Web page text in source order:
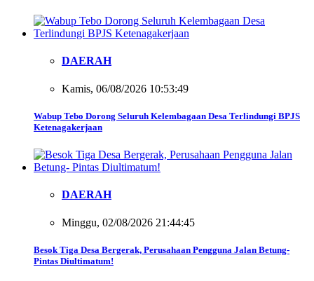
DAERAH
Kamis, 06/08/2026 10:53:49
Wabup Tebo Dorong Seluruh Kelembagaan Desa Terlindungi BPJS
Ketenagakerjaan
DAERAH
Minggu, 02/08/2026 21:44:45
Besok Tiga Desa Bergerak, Perusahaan Pengguna Jalan Betung-
Pintas Diultimatum!